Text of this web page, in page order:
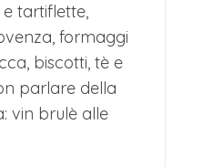
e tartiflette,
formaggi
biscotti, tè e
parlare della
vin brulè alle